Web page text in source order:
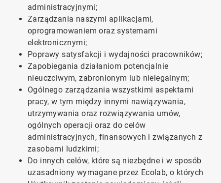
administracyjnymi;
Zarządzania naszymi aplikacjami,
oprogramowaniem oraz systemami
elektronicznymi;
Poprawy satysfakcji i wydajności pracowników;
Zapobiegania działaniom potencjalnie
nieuczciwym, zabronionym lub nielegalnym;
Ogólnego zarządzania wszystkimi aspektami
pracy, w tym między innymi nawiązywania,
utrzymywania oraz rozwiązywania umów,
ogólnych operacji oraz do celów
administracyjnych, finansowych i związanych z
zasobami ludzkimi;
Do innych celów, które są niezbędne i w sposób
uzasadniony wymagane przez Ecolab, o których